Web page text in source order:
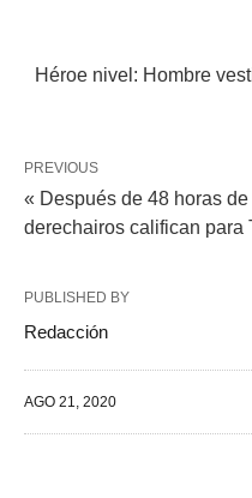
Héroe nivel: Hombre
PREVIOUS
« Después de 48 horas
derechairos califican para
PUBLISHED BY
Redacción
AGO 21, 2020